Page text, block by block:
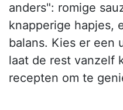
anders": romige
knapperige hapjes,
balans. Kies er een
laat de rest vanzelf
recepten om te